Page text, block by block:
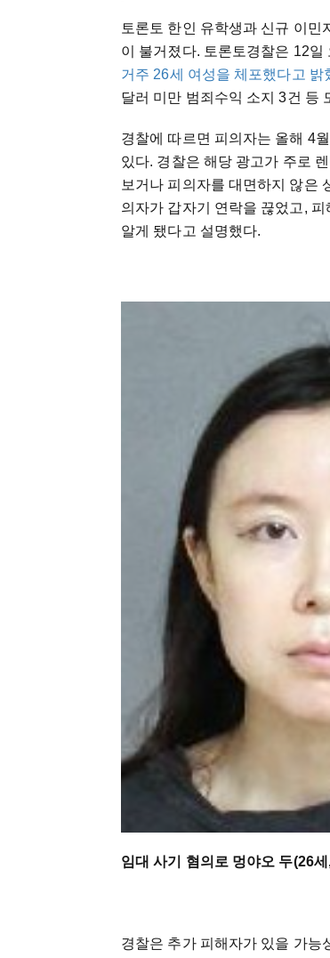
토론토 한인 유학생과 신규 이
이 불거졌다. 토론토경찰은 12일
거주 26세 여성을 체포했다고 밝
달러 미만 범죄수익 소지 3건 등
경찰에 따르면 피의자는 올해 4
있다. 경찰은 해당 광고가 주로
보거나 피의자를 대면하지 않은
의자가 갑자기 연락을 끊었고,
알게 됐다고 설명했다.
임대 사기 혐의로 멍야오 두(26
경찰은 추가 피해자가 있을 가능